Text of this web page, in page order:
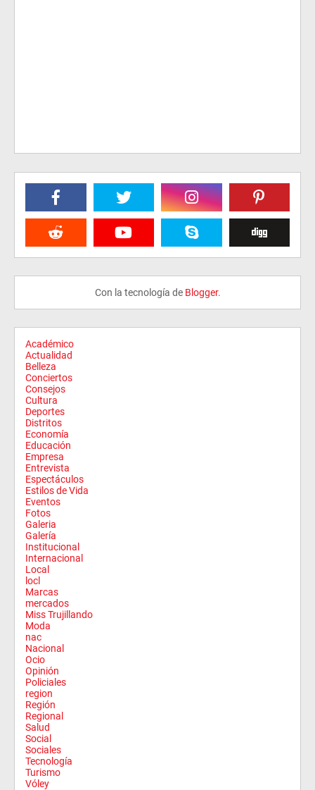
Con la tecnología de Blogger.
Académico
Actualidad
Belleza
Conciertos
Consejos
Cultura
Deportes
Distritos
Economía
Educación
Empresa
Entrevista
Espectáculos
Estilos de Vida
Eventos
Fotos
Galeria
Galería
Institucional
Internacional
Local
locl
Marcas
mercados
Miss Trujillando
Moda
nac
Nacional
Ocio
Opinión
Policiales
region
Región
Regional
Salud
Social
Sociales
Tecnología
Turismo
Vóley